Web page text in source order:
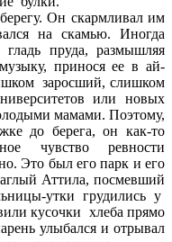
Он скармливал им
на скамью. Иногда
гладь пруда, размышляя
принося ее в ай-
заросший, слишком
или новых
мамами. Поэтому,
до берега, он как-то
чувство ревности
Это был его парк и его
Аттила, посмевший
утки грудились у
кусочки хлеба прямо
улыбался и отрывал